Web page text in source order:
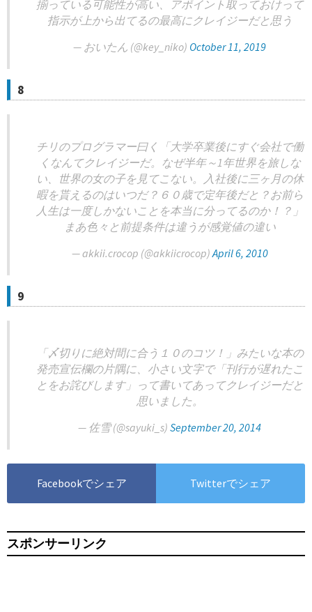
揃っている可能性が高い、アポイント取っておけって
指示が上から出てるの最高にクレイジーだと思う
— おいたん (@key_niko) October 11, 2019
8
チリのプログラマー曰く「大学卒業後にすぐ会社で働
くなんてクレイジーだ。なぜ半年～1年世界を旅しな
い、世界の女の子を見てこない。入社後に三ヶ月の休
暇を貰えるのはいつだ？６０歳で定年後だと？お前ら
人生は一度しかないことを本当に分ってるのか！？」
まあ色々と前提条件は違うが感覚値の違い
— akkii.crocop (@akkiicrocop)April 6, 2010
9
「〆切りに絶対間に合う１０のコツ！」みたいな本の
発売宣伝欄の片隅に、小さい文字で「刊行が遅れたこ
とをお詫びします」って書いてあってクレイジーだと
思いました。
— 佐雪 (@sayuki_s) September 20, 2014
Facebookでシェア Twitterでシェア
スポンサーリンク